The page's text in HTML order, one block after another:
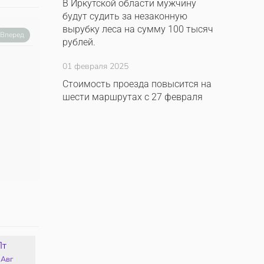
Вперед
В Иркутской области мужчину
будут судить за незаконную
вырубку леса на сумму 100 тысяч
рублей.
01 февраля 2025
Стоимость проезда повысится на
шести маршрутах с 27 февраля